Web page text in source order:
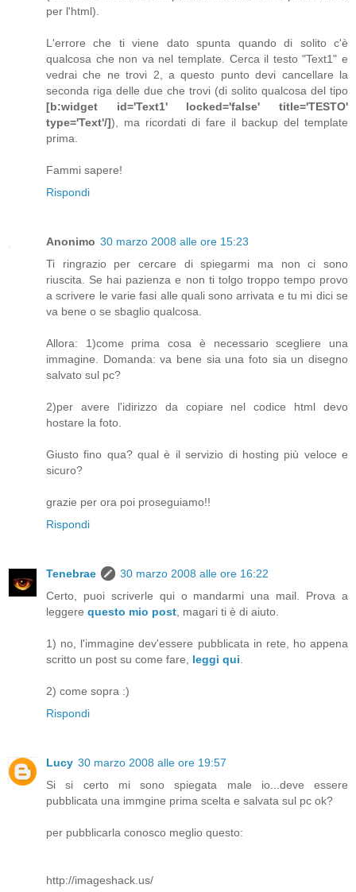
per l'html).
L'errore che ti viene dato spunta quando di solito c'è
qualcosa che non va nel template. Cerca il testo "Text1" e
vedrai che ne trovi 2, a questo punto devi cancellare la
seconda riga delle due che trovi (di solito qualcosa del tipo
[b:widget id='Text1' locked='false' title='TESTO'
type='Text'/]), ma ricordati di fare il backup del template
prima.
Fammi sapere!
Rispondi
Anonimo 30 marzo 2008 alle ore 15:23
Ti ringrazio per cercare di spiegarmi ma non ci sono
riuscita. Se hai pazienza e non ti tolgo troppo tempo provo
a scrivere le varie fasi alle quali sono arrivata e tu mi dici se
va bene o se sbaglio qualcosa.
Allora: 1)come prima cosa è necessario scegliere una
immagine. Domanda: va bene sia una foto sia un disegno
salvato sul pc?
2)per avere l'idirizzo da copiare nel codice html devo
hostare la foto.
Giusto fino qua? qual è il servizio di hosting più veloce e
sicuro?
grazie per ora poi proseguiamo!!
Rispondi
Tenebrae
30 marzo 2008 alle ore 16:22
Certo, puoi scriverle qui o mandarmi una mail. Prova a
leggere questo mio post , magari ti è di aiuto.
1) no, l'immagine dev'essere pubblicata in rete, ho appena
scritto un post su come fare, leggi qui
2) come sopra :)
Rispondi
Lucy 30 marzo 2008 alle ore 19:57
Si si certo mi sono spiegata male io...deve essere
pubblicata una immgine prima scelta e salvata sul pc ok?
per pubblicarla conosco meglio questo:
http://imageshack.us/